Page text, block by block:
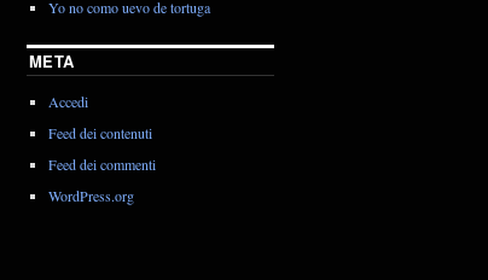
Yo no como uevo de tortuga
META
Accedi
Feed dei contenuti
Feed dei commenti
WordPress.org